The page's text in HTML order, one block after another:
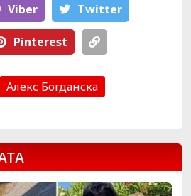
Viber Тwitter
Pinterest
Алекс Богданска